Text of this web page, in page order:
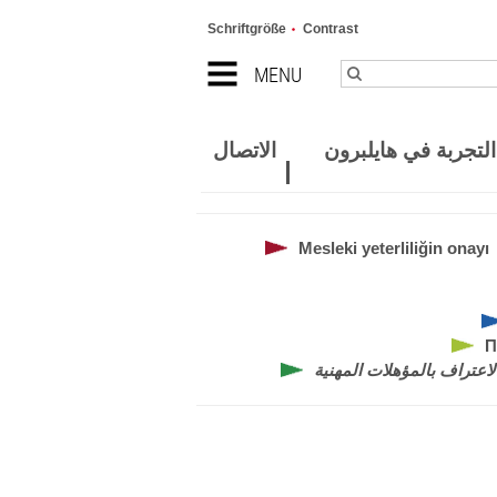
MENU
Schriftgröße Contrast
في هايلبرون الاتصال
Mesleki yeterliliğin onayı
بالمؤهلات المهنية